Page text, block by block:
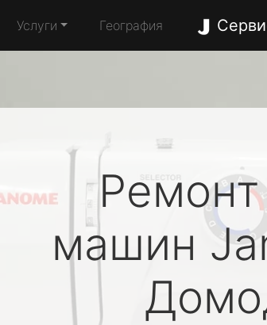
Услуги География
машин